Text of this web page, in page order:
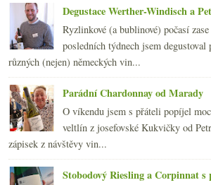
2011 (252)
►2010(249)
►2009(249)
►2008(270)
►2007(108)
Degustace Werther-Windisch a
Ryzlinkové (a bublinové) počasí
posledních týdnech jsem
různých (nejen) německých vin...
Parádní Chardonnay od Marady
O víkendu jsem s přáteli popíjel
veltlín z josefovské Kukvičky od
zápisek z návštěvy vin...
Stobodový Riesling a Corpinnat s